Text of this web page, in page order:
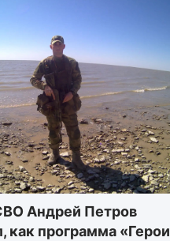
Андрей Петров
как программа «Герои